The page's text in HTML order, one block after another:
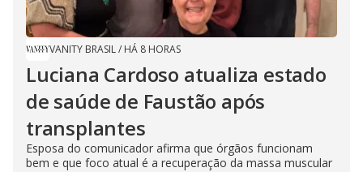
VANITY BRASIL/ HÁ 8 HORAS
Luciana Cardoso atualiza estado
de saúde de Faustão após
transplantes
Esposa do comunicador afirma que órgãos funcionam
bem e que foco atual é a recuperação da massa muscular